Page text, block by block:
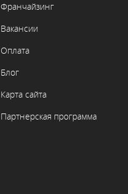
Франчайзинг
Вакансии
Оплата
Блог
Карта сайта
Партнерская программа